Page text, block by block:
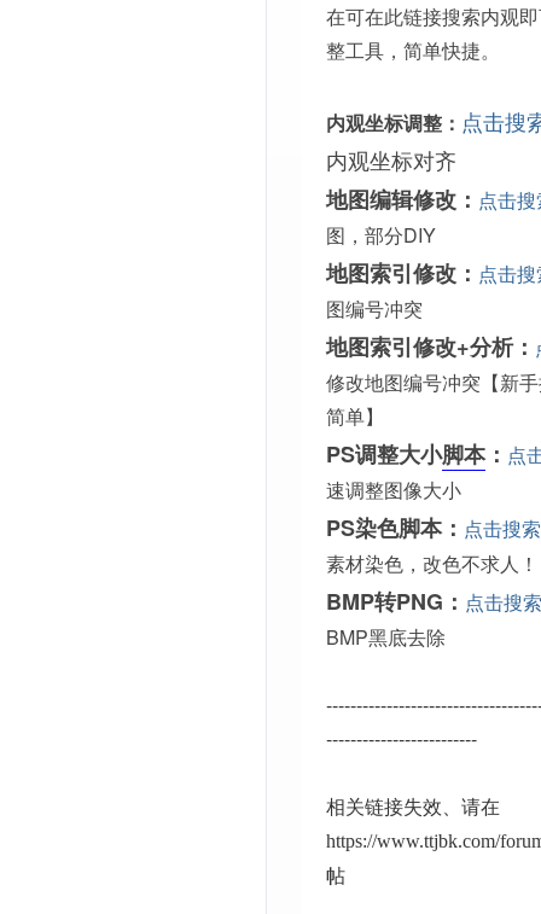
在可在此链接搜索内观
整工具，简单快捷。
内观坐标调整： 点击搜
内观坐标对齐
地图编辑修改： 点击
图，部分DIY
地图索引修改： 点击
图编号冲突
地图索引修改+分析：
修改地图编号冲突【新
简单】
PS调整大小脚本： 点
速调整图像大小
PS染色脚本： 点击搜索
素材染色，改色不求人！
BMP转PNG： 点击搜索
BMP黑底去除
-------------------------
相关链接失效、请在
https://www.ttjbk.com/
帖